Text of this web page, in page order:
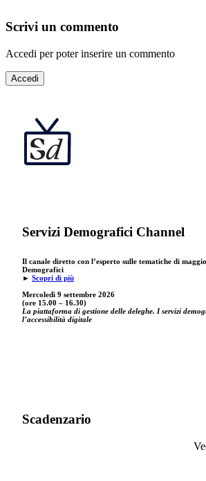
Scrivi un commento
Accedi per poter inserire un commento
Accedi
Servizi Demografici Channel
Il canale diretto con l’esperto sulle tematiche di
Demografici
► Scopri di più
Mercoledì 9 settembre 2026
(ore 15.00 – 16.30)
La piattaforma di gestione delle deleghe. I servizi
l’accessibilità digitale
Scadenzario